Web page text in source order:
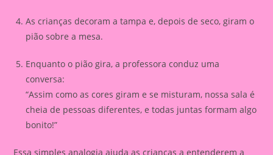
As crianças decoram a tampa e, depois de seco, giram o
pião sobre a mesa.
Enquanto o pião gira, a professora conduz uma
conversa:
“Assim como as cores giram e se misturam, nossa sala é
cheia de pessoas diferentes, e todas juntas formam algo
bonito!”
Essa simples analogia ajuda as crianças a entenderem a